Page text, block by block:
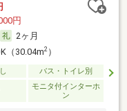
円
2ヶ月
（30.04m2）
バス・トイレ別
モニタ付インターホ
ン